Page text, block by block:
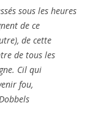
sous les heures
de ce
de cette
de tous les
Cil qui
fou,